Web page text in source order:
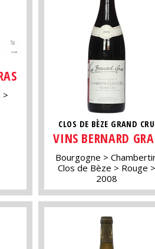
CLOS DE BÈZE GRAND CRU
VINS BERNARD
Bourgogne
Clos de Bèze
Rouge
2008